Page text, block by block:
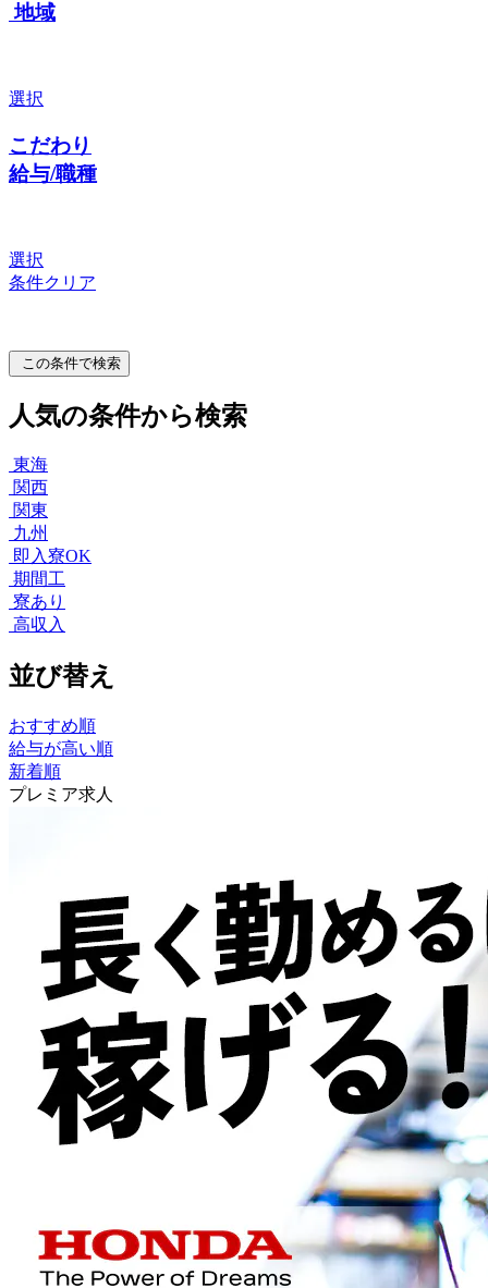
地域
選択
こだわり
給与/職種
選択
条件クリア
この条件で検索
人気の条件から検索
東海
関西
関東
九州
即入寮OK
期間工
寮あり
高収入
並び替え
おすすめ順
給与が高い順
新着順
プレミア求人